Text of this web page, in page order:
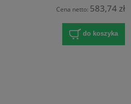
Cena netto: 583,74 zł
do koszyka